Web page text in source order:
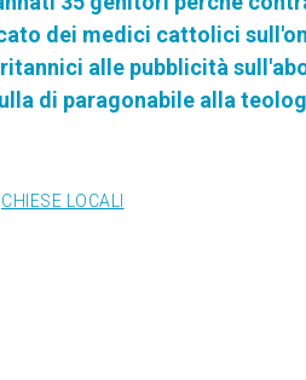
dei medici cattolici
alle pubblicità
di paragonabile alla
CHIESE LOCALI